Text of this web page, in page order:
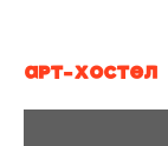
Арт-